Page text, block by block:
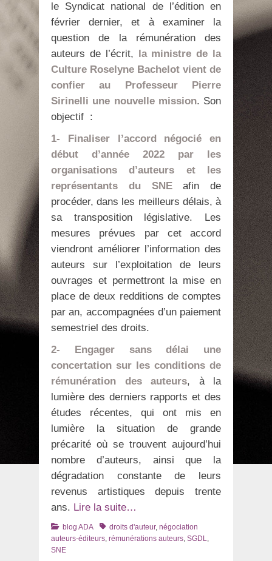
le Syndicat national de l’édition en
février dernier, et à examiner la
question de la rémunération des
auteurs de l’écrit,
la ministre de la
Culture Roselyne Bachelot vient de
confier au Professeur Pierre
Sirinelli une nouvelle mission. Son
objectif :
1- Finaliser l’accord négocié en
début d’année 2022 par les
organisations d’auteurs et les
représentants du SNEafin de
procéder, dans les meilleurs délais, à
sa transposition législative. Les
mesures prévues par cet accord
viendront améliorer l’information des
auteurs sur l’exploitation de leurs
ouvrages et permettront la mise en
place de deux redditions de comptes
par an, accompagnées d’un paiement
semestriel des droits.
2- Engager sans délai une
concertation sur les conditions de
rémunération des auteurs, à la
lumière des derniers rapports et des
études récentes, qui ont mis en
lumière la situation de grande
précarité où se trouvent aujourd’hui
nombre d’auteurs, ainsi que la
dégradation constante de leurs
revenus artistiques depuis trente
ans. Lire la suite…
Catégories
blog ADA Tagsdroits d'auteur, négociation
auteurs-éditeurs, rémunérations auteurs, SGDL,
SNE